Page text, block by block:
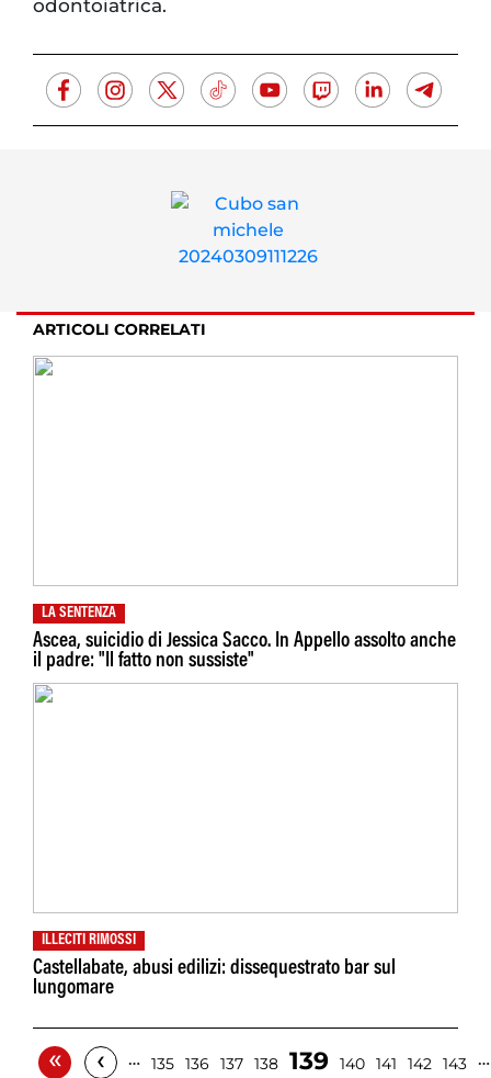
odontoiatrica.
ARTICOLI CORRELATI
LA SENTENZA
Ascea, suicidio di Jessica Sacco. In Appello assolto anche
il padre: "Il fatto non sussiste"
ILLECITI RIMOSSI
Castellabate, abusi edilizi: dissequestrato bar sul
lungomare
« ‹ … 135 136 137 138 139 140 141 142 143 …